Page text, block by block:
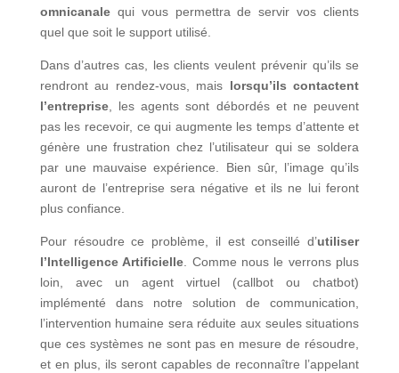
omnicanale qui vous permettra de servir vos clients
quel que soit le support utilisé.
Dans d’autres cas, les clients veulent prévenir qu’ils se
rendront au rendez-vous, mais lorsqu’ils contactent
l’entreprise, les agents sont débordés et ne peuvent
pas les recevoir, ce qui augmente les temps d’attente et
génère une frustration chez l’utilisateur qui se soldera
par une mauvaise expérience. Bien sûr, l’image qu’ils
auront de l’entreprise sera négative et ils ne lui feront
plus confiance.
Pour résoudre ce problème, il est conseillé d’utiliser
l’Intelligence Artificielle . Comme nous le verrons plus
loin, avec un agent virtuel (callbot ou chatbot)
implémenté dans notre solution de communication,
l’intervention humaine sera réduite aux seules situations
que ces systèmes ne sont pas en mesure de résoudre,
et en plus, ils seront capables de reconnaître l’appelant